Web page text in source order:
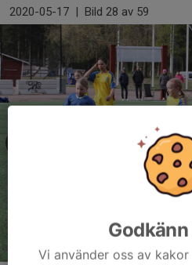
2020-05-17 | Bild 28 av 59
Vi använder oss av